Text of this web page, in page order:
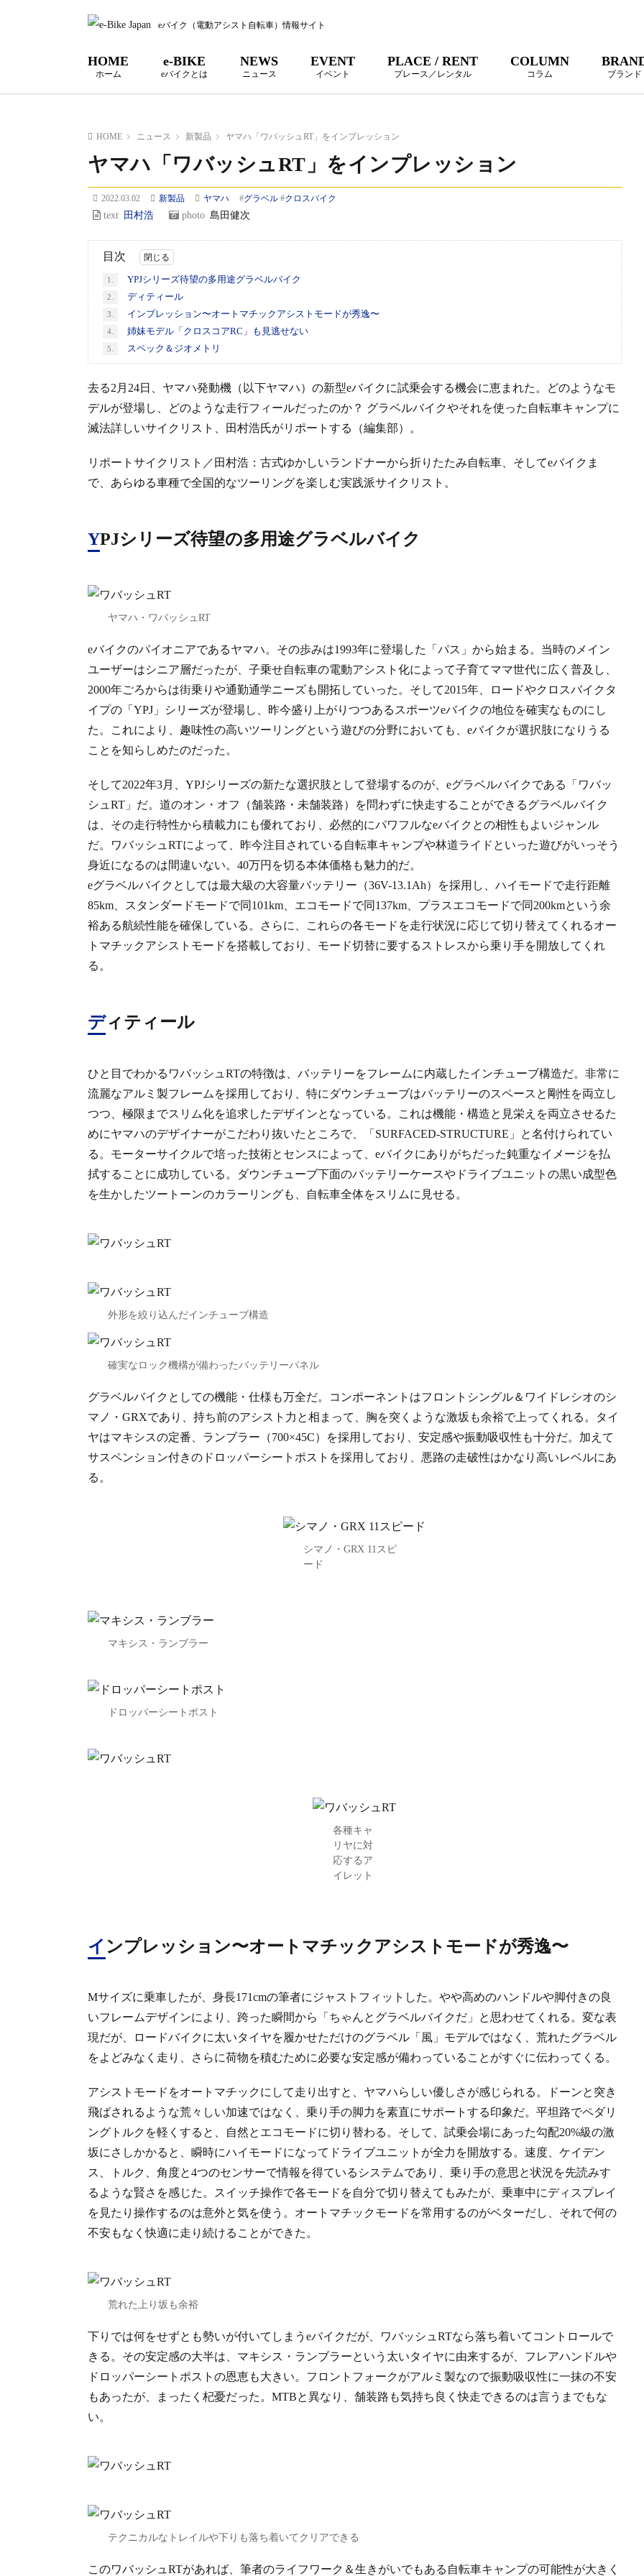
eバイク（電動アシスト自転車）情報サイト
HOME
ホーム
e-BIKE
eバイクとは
NEWS
ニュース
EVENT
イベント
PLACE / RENT
プレース／レンタル
COLUMN
コラム ブランド
HOME ニュース 新製品 ヤマハ「ワバッシュRT」をインプレッション
ヤマハ「ワバッシュRT」をインプレッション
2022.03.02 新製品 ヤマハ #グラベル #クロスバイク
text 田村浩 photo 島田健次
目次
1. YPJシリーズ待望の多用途グラベルバイク
2. ディティール
3. インプレッション〜オートマチックアシストモードが秀逸〜
4. 姉妹モデル「クロスコアRC」も見逃せない
5. スペック＆ジオメトリ
去る2月24日、ヤマハ発動機（以下ヤマハ）の新型eバイクに試乗会する機会に恵まれた。どのようなモ
デルが登場し、どのような走行フィールだったのか？ グラベルバイクやそれを使った自転車キャンプに
滅法詳しいサイクリスト、田村浩氏がリポートする（編集部）。
リポートサイクリスト／田村浩：古式ゆかしいランドナーから折りたたみ自転車、そしてeバイクま
で、あらゆる車種で全国的なツーリングを楽しむ実践派サイクリスト。
YPJシリーズ待望の多用途グラベルバイク
ヤマハ・ワバッシュRT
eバイクのパイオニアであるヤマハ。その歩みは1993年に登場した「パス」から始まる。当時のメイン
ユーザーはシニア層だったが、子乗せ自転車の電動アシスト化によって子育てママ世代に広く普及し、
2000年ごろからは街乗りや通勤通学ニーズも開拓していった。そして2015年、ロードやクロスバイクタ
イプの「YPJ」シリーズが登場し、昨今盛り上がりつつあるスポーツeバイクの地位を確実なものにし
た。これにより、趣味性の高いツーリングという遊びの分野においても、eバイクが選択肢になりうる
ことを知らしめたのだった。
そして2022年3月、YPJシリーズの新たな選択肢として登場するのが、eグラベルバイクである「ワバッ
シュRT」だ。道のオン・オフ（舗装路・未舗装路）を問わずに快走することができるグラベルバイク
は、その走行特性から積載力にも優れており、必然的にパワフルなeバイクとの相性もよいジャンル
だ。ワバッシュRTによって、昨今注目されている自転車キャンプや林道ライドといった遊びがいっそう
身近になるのは間違いない。40万円を切る本体価格も魅力的だ。
eグラベルバイクとしては最大級の大容量バッテリー（36V-13.1Ah）を採用し、ハイモードで走行距離
85km、スタンダードモードで同101km、エコモードで同137km、プラスエコモードで同200kmという余
裕ある航続性能を確保している。さらに、これらの各モードを走行状況に応じて切り替えてくれるオー
トマチックアシストモードを搭載しており、モード切替に要するストレスから乗り手を開放してくれ
る。
ディティール
ひと目でわかるワバッシュRTの特徴は、バッテリーをフレームに内蔵したインチューブ構造だ。非常に
流麗なアルミ製フレームを採用しており、特にダウンチューブはバッテリーのスペースと剛性を両立し
つつ、極限までスリム化を追求したデザインとなっている。これは機能・構造と見栄えを両立させるた
めにヤマハのデザイナーがこだわり抜いたところで、「SURFACED-STRUCTURE」と名付けられてい
る。モーターサイクルで培った技術とセンスによって、eバイクにありがちだった鈍重なイメージを払
拭することに成功している。ダウンチューブ下面のバッテリーケースやドライブユニットの黒い成型色
を生かしたツートーンのカラーリングも、自転車全体をスリムに見せる。
外形を絞り込んだインチューブ構造
確実なロック機構が備わったバッテリーパネル
グラベルバイクとしての機能・仕様も万全だ。コンポーネントはフロントシングル＆ワイドレシオのシ
マノ・GRXであり、持ち前のアシスト力と相まって、胸を突くような激坂も余裕で上ってくれる。タイ
ヤはマキシスの定番、ランブラー（700×45C）を採用しており、安定感や振動吸収性も十分だ。加えて
サスペンション付きのドロッパーシートポストを採用しており、悪路の走破性はかなり高いレベルにあ
る。
シマノ・GRX 11スピ
ード
マキシス・ランブラー
ドロッパーシートポスト
各種キャ
リヤに対
応するア
イレット
インプレッション〜オートマチックアシストモードが秀逸〜
Mサイズに乗車したが、身長171cmの筆者にジャストフィットした。やや高めのハンドルや脚付きの良
いフレームデザインにより、跨った瞬間から「ちゃんとグラベルバイクだ」と思わせてくれる。変な表
現だが、ロードバイクに太いタイヤを履かせただけのグラベル「風」モデルではなく、荒れたグラベル
をよどみなく走り、さらに荷物を積むために必要な安定感が備わっていることがすぐに伝わってくる。
アシストモードをオートマチックにして走り出すと、ヤマハらしい優しさが感じられる。ドーンと突き
飛ばされるような荒々しい加速ではなく、乗り手の脚力を素直にサポートする印象だ。平坦路でペダリ
ングトルクを軽くすると、自然とエコモードに切り替わる。そして、試乗会場にあった勾配20%級の激
坂にさしかかると、瞬時にハイモードになってドライブユニットが全力を開放する。速度、ケイデン
ス、トルク、角度と4つのセンサーで情報を得ているシステムであり、乗り手の意思と状況を先読みす
るような賢さを感じた。スイッチ操作で各モードを自分で切り替えてもみたが、乗車中にディスプレイ
を見たり操作するのは意外と気を使う。オートマチックモードを常用するのがベターだし、それで何の
不安もなく快適に走り続けることができた。
荒れた上り坂も余裕
下りでは何をせずとも勢いが付いてしまうeバイクだが、ワバッシュRTなら落ち着いてコントロールで
きる。その安定感の大半は、マキシス・ランブラーという太いタイヤに由来するが、フレアハンドルや
ドロッパーシートポストの恩恵も大きい。フロントフォークがアルミ製なので振動吸収性に一抹の不安
もあったが、まったく杞憂だった。MTBと異なり、舗装路も気持ち良く快走できるのは言うまでもな
い。
テクニカルなトレイルや下りも落ち着いてクリアできる
このワバッシュRTがあれば、筆者のライフワーク＆生きがいでもある自転車キャンプの可能性が大きく